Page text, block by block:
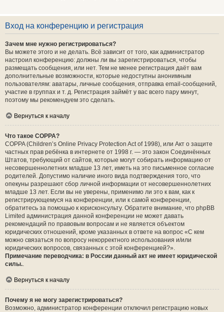
Вход на конференцию и регистрация
Зачем мне нужно регистрироваться?
Вы можете этого и не делать. Всё зависит от того, как администратор
настроил конференцию: должны ли вы зарегистрироваться, чтобы
размещать сообщения, или нет. Тем не менее регистрация даёт вам
дополнительные возможности, которые недоступны анонимным
пользователям: аватары, личные сообщения, отправка email-сообщений,
участие в группах и т. д. Регистрация займёт у вас всего пару минут,
поэтому мы рекомендуем это сделать.
Вернуться к началу
Что такое COPPA?
COPPA (Children’s Online Privacy Protection Act of 1998), или Акт о защите
частных прав ребёнка в интернете от 1998 г. — это закон Соединённых
Штатов, требующий от сайтов, которые могут собирать информацию от
несовершеннолетних младше 13 лет, иметь на это письменное согласие
родителей. Допустимо наличие иного вида подтверждения того, что
опекуны разрешают сбор личной информации от несовершеннолетних
младше 13 лет. Если вы не уверены, применимо ли это к вам, как к
регистрирующемуся на конференции, или к самой конференции,
обратитесь за помощью к юрисконсульту. Обратите внимание, что phpBB
Limited администрация данной конференции не может давать
рекомендаций по правовым вопросам и не является объектом
юридических отношений, кроме указанных в ответе на вопрос «С кем
можно связаться по вопросу некорректного использования и/или
юридических вопросов, связанных с этой конференцией?».
Примечание переводчика: в России данный акт не имеет юридической
силы..
Вернуться к началу
Почему я не могу зарегистрироваться?
Возможно, администратор конференции отключил регистрацию новых